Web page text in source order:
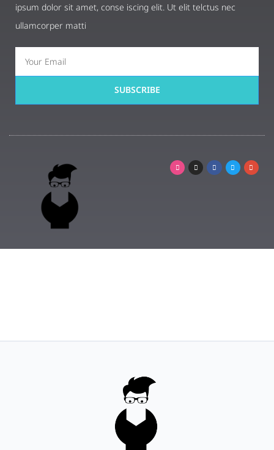
ipsum dolor sit amet, conse iscing elit. Ut elit telctus nec
ullamcorper matti
SUBSCRIBE